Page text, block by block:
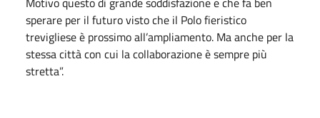
sperare per il futuro visto che il Polo fieristico
trevigliese è prossimo all’ampliamento. Ma anche per la
stessa città con cui la collaborazione è sempre più
stretta”.